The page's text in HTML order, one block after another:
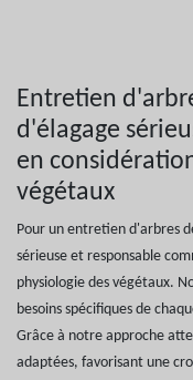
Entretien
d'élagage
en
végétaux
Pour un entretien d'arbres
sérieuse et responsable
physiologie des végétaux.
besoins spécifiques de
Grâce à notre approche
adaptées, favorisant une